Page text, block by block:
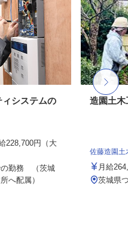
システムの
228,700円（大
の勤務 （茨城
へ配属）
造園土木
佐藤造園土
月給
茨城県